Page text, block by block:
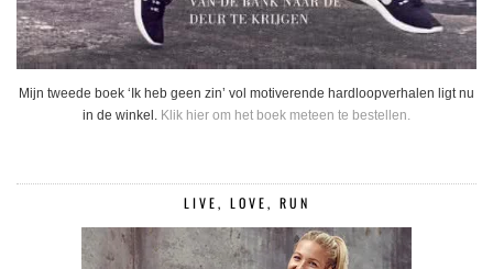
Mijn tweede boek ‘Ik heb geen zin’ vol motiverende hardloopverhalen ligt nu
in de winkel. Klik hier om het boek meteen te bestellen.
LIVE, LOVE, RUN